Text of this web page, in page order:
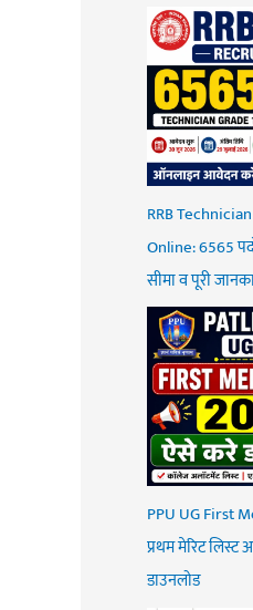
RRB
Online: 6565
सीमा व पूरी
PPU UG First
प्रथम मेरिट
डाउनलोड